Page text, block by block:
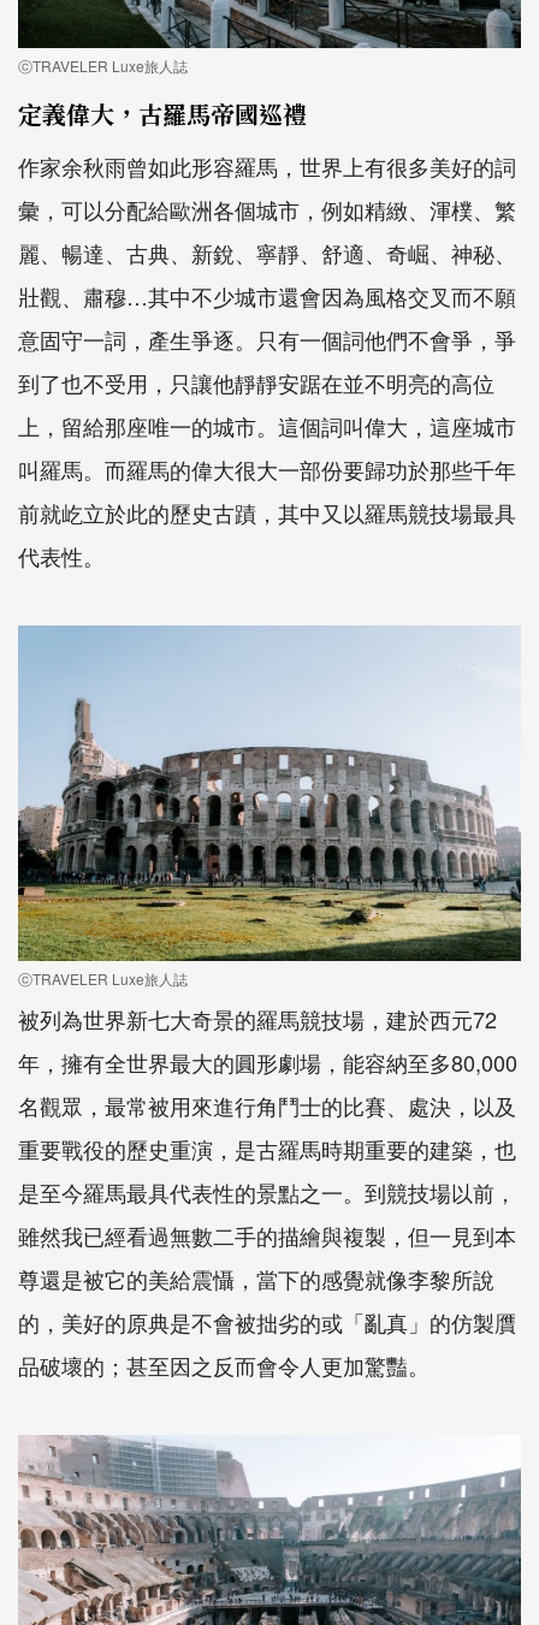
ⓒTRAVELER Luxe旅人誌
定義偉大，古羅馬帝國巡禮
作家余秋雨曾如此形容羅馬，世界上有很多美好的詞
彙，可以分配給歐洲各個城市，例如精緻、渾樸、繁
麗、暢達、古典、新銳、寧靜、舒適、奇崛、神秘、
壯觀、肅穆…其中不少城市還會因為風格交叉而不願
意固守一詞，產生爭逐。只有一個詞他們不會爭，爭
到了也不受用，只讓他靜靜安踞在並不明亮的高位
上，留給那座唯一的城市。這個詞叫偉大，這座城市
叫羅馬。而羅馬的偉大很大一部份要歸功於那些千年
前就屹立於此的歷史古蹟，其中又以羅馬競技場最具
代表性。
ⓒTRAVELER Luxe旅人誌
被列為世界新七大奇景的羅馬競技場，建於西元72
年，擁有全世界最大的圓形劇場，能容納至多80,000
名觀眾，最常被用來進行角鬥士的比賽、處決，以及
重要戰役的歷史重演，是古羅馬時期重要的建築，也
是至今羅馬最具代表性的景點之一。到競技場以前，
雖然我已經看過無數二手的描繪與複製，但一見到本
尊還是被它的美給震懾，當下的感覺就像李黎所說
的，美好的原典是不會被拙劣的或「亂真」的仿製贋
品破壞的；甚至因之反而會令人更加驚豔。